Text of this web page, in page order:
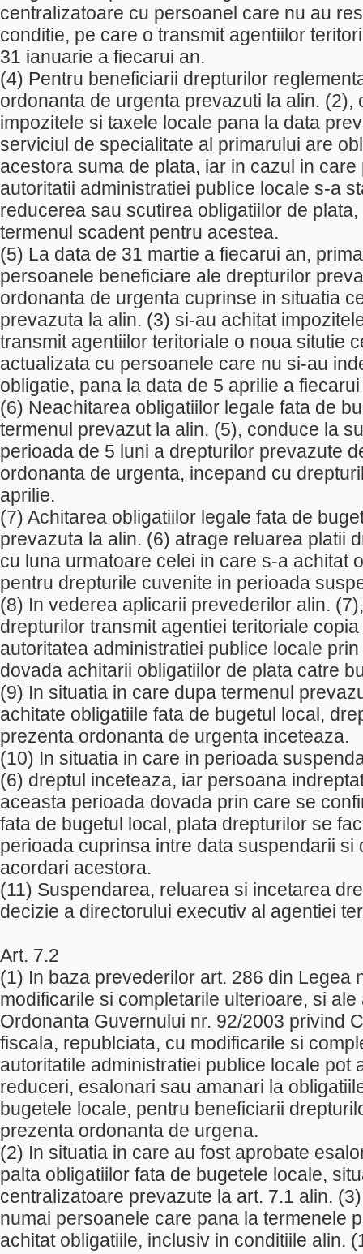
centralizatoare cu persoanel care nu au
conditie, pe care o transmit agentiilor
31 ianuarie a fiecarui an.
(4) Pentru beneficiarii drepturilor
ordonanta de urgenta prevazuti la alin. (2),
impozitele si taxele locale pana la data
serviciul de specialitate al primarului are
acestora suma de plata, iar in cazul in
autoritatii administratiei publice locale s-a
reducerea sau scutirea obligatiilor de
termenul scadent pentru acestea.
(5) La data de 31 martie a fiecarui an,
persoanele beneficiare ale drepturilor
ordonanta de urgenta cuprinse in situatia
prevazuta la alin. (3) si-au achitat
transmit agentiilor teritoriale o noua situtie
actualizata cu persoanele care nu si-au
obligatie, pana la data de 5 aprilie a
(6) Neachitarea obligatiilor legale fata de
termenul prevazut la alin. (5), conduce la
perioada de 5 luni a drepturilor prevazute
ordonanta de urgenta, incepand cu
aprilie.
(7) Achitarea obligatiilor legale fata de
prevazuta la alin. (6) atrage reluarea platii
cu luna urmatoare celei in care s-a achitat
pentru drepturile cuvenite in perioada
(8) In vederea aplicarii prevederilor alin.
drepturilor transmit agentiei teritoriale
autoritatea administratiei publice locale
dovada achitarii obligatiilor de plata catre
(9) In situatia in care dupa termenul
achitate obligatiile fata de bugetul local,
prezenta ordonanta de urgenta inceteaza.
(10) In situatia in care in perioada
(6) dreptul inceteaza, iar persoana
aceasta perioada dovada prin care se
fata de bugetul local, plata drepturilor se
perioada cuprinsa intre data suspendarii si
acordari acestora.
(11) Suspendarea, reluarea si incetarea
decizie a directorului executiv al agentiei
Art. 7.2
(1) In baza prevederilor art. 286 din Legea
modificarile si completarile ulterioare, si ale
Ordonanta Guvernului nr. 92/2003 privind
fiscala, republciata, cu modificarile si
autoritatile administratiei publice locale pot
reduceri, esalonari sau amanari la
bugetele locale, pentru beneficiarii
prezenta ordonanta de urgena.
(2) In situatia in care au fost aprobate
palta obligatiilor fata de bugetele locale,
centralizatoare prevazute la art. 7.1 alin.
numai persoanele care pana la termenele
achitat obligatiile, inclusiv in conditiile alin.